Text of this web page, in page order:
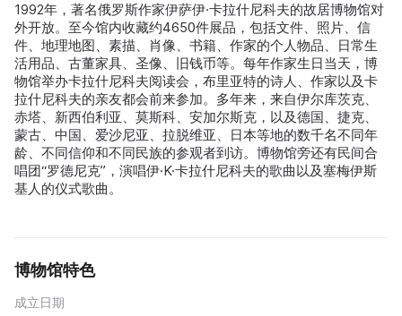
1992年，著名俄罗斯作家伊萨伊·卡拉什尼科夫的故居博物馆对
外开放。至今馆内收藏约4650件展品，包括文件、照片、信
件、地理地图、素描、肖像、书籍、作家的个人物品、日常生
活用品、古董家具、圣像、旧钱币等。每年作家生日当天，博
物馆举办卡拉什尼科夫阅读会，布里亚特的诗人、作家以及卡
拉什尼科夫的亲友都会前来参加。多年来，来自伊尔库茨克、
赤塔、新西伯利亚、莫斯科、安加尔斯克，以及德国、捷克、
蒙古、中国、爱沙尼亚、拉脱维亚、日本等地的数千名不同年
龄、不同信仰和不同民族的参观者到访。博物馆旁还有民间合
唱团“罗德尼克”，演唱伊·K·卡拉什尼科夫的歌曲以及塞梅伊斯
基人的仪式歌曲。
博物馆特色
成立日期